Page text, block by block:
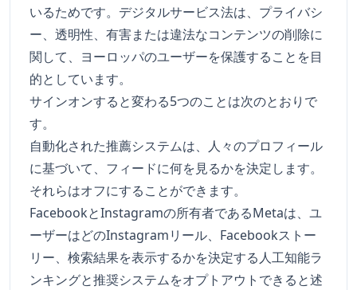
いるためです。デジタルサービス法は、プライバシ
ー、透明性、有害または違法なコンテンツの削除に
関して、ヨーロッパのユーザーを保護することを目
的としています。
サインオンすると変わる5つのことは次のとおりで
す。
自動化された推薦システムは、人々のプロフィール
に基づいて、フィードに何を見るかを決定します。
それらはオフにすることができます。
FacebookとInstagramの所有者であるMetaは、ユ
ーザーはどのInstagramリール、Facebookストー
リー、検索結果を表示するかを決定する人工知能ラ
ンキングと推奨システムをオプトアウトできると述